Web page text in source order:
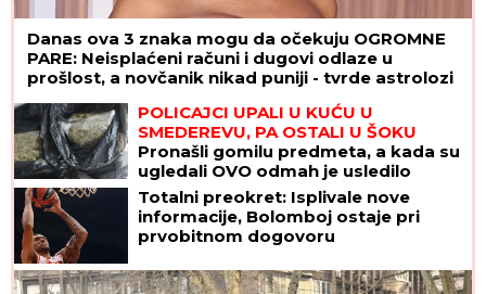
Danas ova 3 znaka mogu da očekuju OGROMNE
PARE: Neisplaćeni računi i dugovi odlaze u
prošlost, a novčanik nikad puniji - tvrde astrolozi
POLICAJCI UPALI U KUĆU U
SMEDEREVU, PA OSTALI U ŠOKU
Pronašli gomilu predmeta, a kada su
ugledali OVO odmah je usledilo
hapšenje
Totalni preokret: Isplivale nove
informacije, Bolomboj ostaje pri
prvobitnom dogovoru